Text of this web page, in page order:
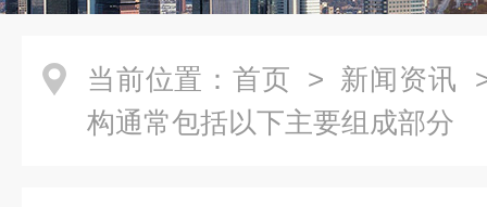
当前位置： 首页 > 新闻资讯
构通常包括以下主要组成部分